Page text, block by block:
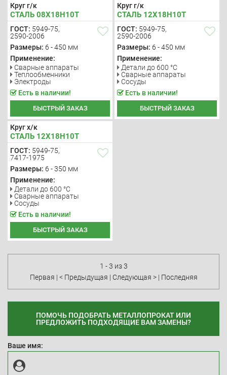
Круг г/к
СТАЛЬ 08Х18Н10Т
ГОСТ: 5949-75,
2590-2006
Размеры: 6 - 450 мм
Применение:
Сварные аппараты
Теплообменники
Электроды
Есть в наличии!
БЫСТРЫЙ ЗАКАЗ
Круг г/к
СТАЛЬ 12Х18Н10Т
ГОСТ: 5949-75,
2590-2006
Размеры: 6 - 450 мм
Применение:
Детали до 600 °С
Сварные аппараты
Сосуды
Есть в наличии!
БЫСТРЫЙ ЗАКАЗ
Круг х/к
СТАЛЬ 12Х18Н10Т
ГОСТ: 5949-75,
7417-1975
Размеры: 6 - 350 мм
Применение:
Детали до 600 °С
Сварные аппараты
Сосуды
Есть в наличии!
БЫСТРЫЙ ЗАКАЗ
1 - 3 из 3
Первая | < Предыдущая | Следующая >| Последняя
ПОМОЧЬ ПОДОБРАТЬ МЕТАЛЛОПРОКАТ ИЛИ
ПРЕДЛОЖИТЬ ПОДХОДЯЩИЕ ВАМ ЗАМЕНЫ?
Ваше имя: